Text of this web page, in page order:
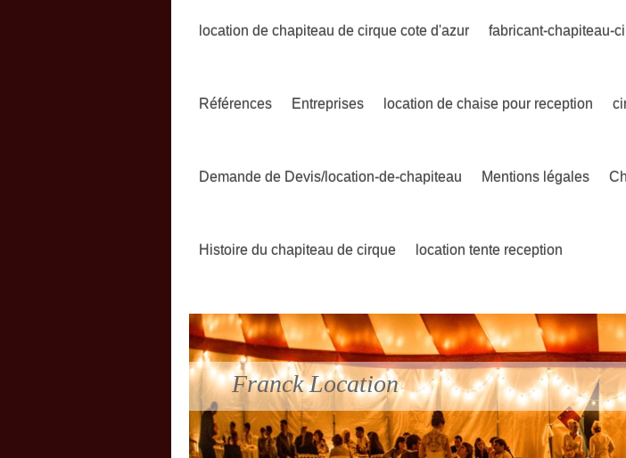
location de chapiteau de cirque cote d'azur fabricant-chapiteau-
Références Entreprises location de chaise pour reception
Demande de Devis/location-de-chapiteau Mentions légales
Histoire du chapiteau de cirque location tente reception
Franck Location